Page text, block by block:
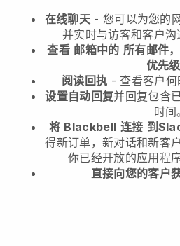
在线聊天- 您可以为您的
并实时与访客和客户沟
查看 邮箱中的 所有邮件，
优先级
阅读回执 - 查看客户何
设置自动回复并回复包含
时间
将 Blackbell 连接 到
得新订单，新对话和新客
你已经开放的应用程
直接向您的客户